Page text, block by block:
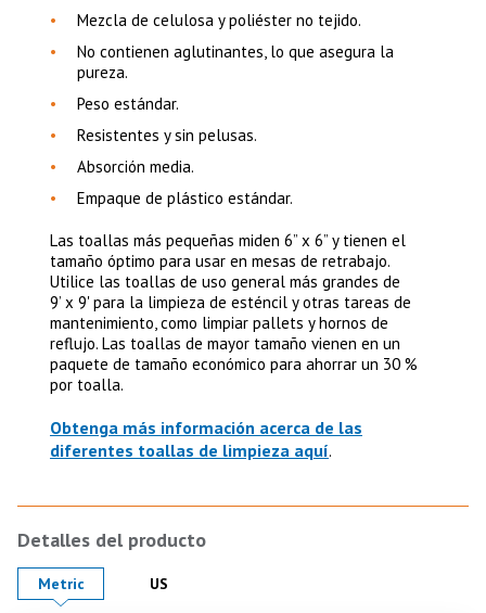
Mezcla de celulosa y poliéster no tejido.
No contienen aglutinantes, lo que asegura la
pureza.
Peso estándar.
Resistentes y sin pelusas.
Absorción media.
Empaque de plástico estándar.
Las toallas más pequeñas miden 6” x 6” y tienen el
tamaño óptimo para usar en mesas de retrabajo.
Utilice las toallas de uso general más grandes de
9’ x 9' para la limpieza de esténcil y otras tareas de
mantenimiento, como limpiar pallets y hornos de
reflujo. Las toallas de mayor tamaño vienen en un
paquete de tamaño económico para ahorrar un 30 %
por toalla.
Obtenga más información acerca de las
diferentes toallas de limpieza aquí.
Detalles del producto
Product Details in
Metric Product Details in
US